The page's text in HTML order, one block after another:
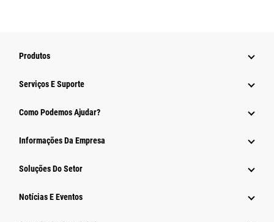
Produtos
Serviços E Suporte
Como Podemos Ajudar?
Informações Da Empresa
Soluções Do Setor
Notícias E Eventos